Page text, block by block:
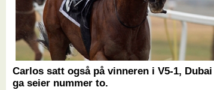
Carlos satt også på vinneren i V5-1,
ga seier nummer to.